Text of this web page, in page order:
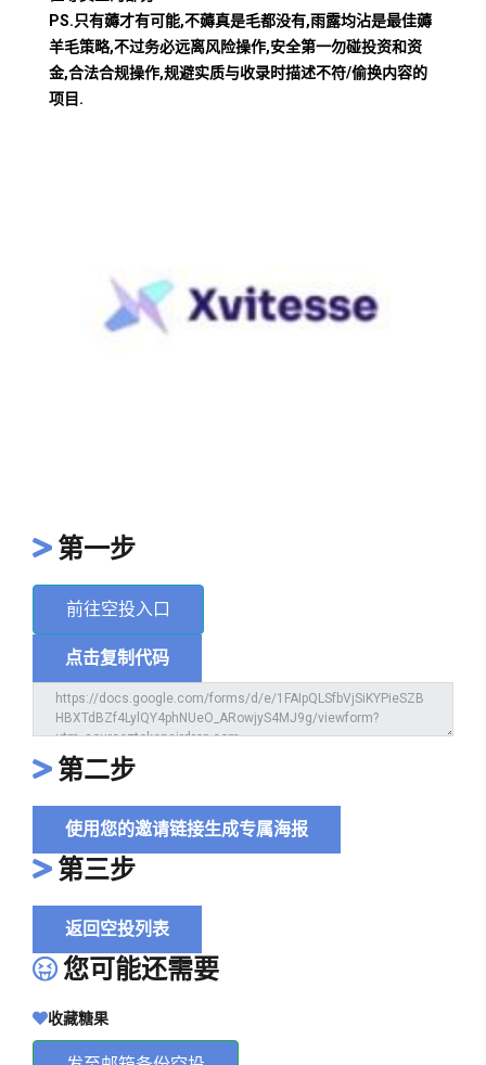
PS.只有薅才有可能,不薅真是毛都没有,雨露均沾是最佳薅
羊毛策略,不过务必远离风险操作,安全第一勿碰投资和资
金,合法合规操作,规避实质与收录时描述不符/偷换内容的
项目.
第一步
前往空投入口
点击复制代码
第二步
使用您的邀请链接生成专属海报
第三步
返回空投列表
您可能还需要
收藏糖果